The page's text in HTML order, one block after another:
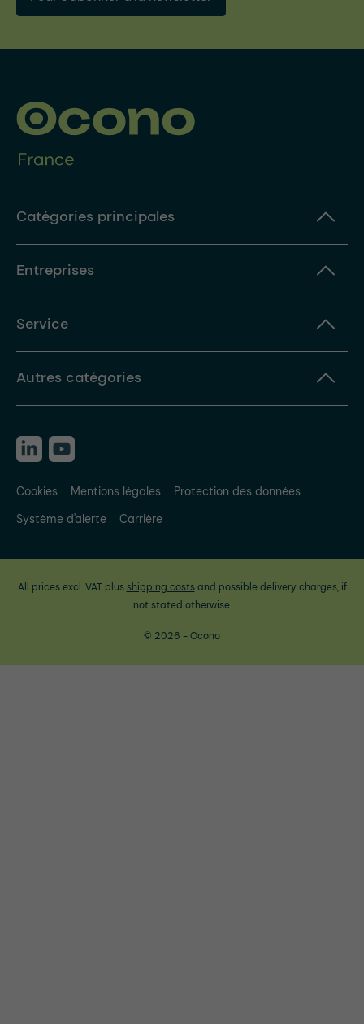
Catégories principales
Entreprises
Service
Autres catégories
Cookies Mentions légales
Protection des données
Système d'alerte
Carrière
All prices excl. VAT plus shipping costsand possible delivery charges, if
not stated otherwise.
© 2026 - Ocono